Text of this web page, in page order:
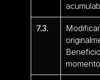
7.3.